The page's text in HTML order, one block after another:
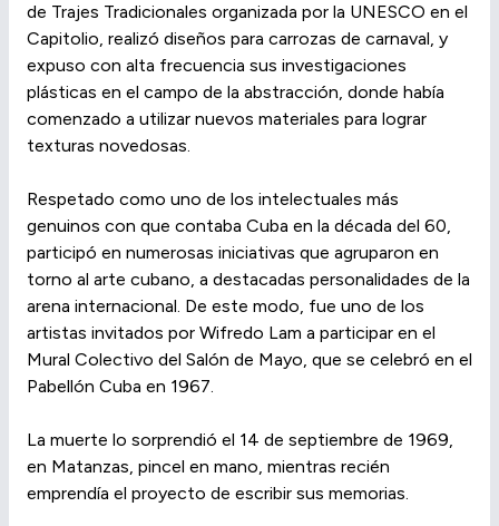
de Trajes Tradicionales organizada por la UNESCO en el
Capitolio, realizó diseños para carrozas de carnaval, y
expuso con alta frecuencia sus investigaciones
plásticas en el campo de la abstracción, donde había
comenzado a utilizar nuevos materiales para lograr
texturas novedosas.
Respetado como uno de los intelectuales más
genuinos con que contaba Cuba en la década del 60,
participó en numerosas iniciativas que agruparon en
torno al arte cubano, a destacadas personalidades de la
arena internacional. De este modo, fue uno de los
artistas invitados por Wifredo Lam a participar en el
Mural Colectivo del Salón de Mayo, que se celebró en el
Pabellón Cuba en 1967.
La muerte lo sorprendió el 14 de septiembre de 1969,
en Matanzas, pincel en mano, mientras recién
emprendía el proyecto de escribir sus memorias.